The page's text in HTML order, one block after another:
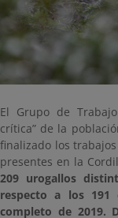
El Grupo de
crítica” de la
finalizado los
presentes en la
209 urogallos
respecto a los 191
completo de 2019.